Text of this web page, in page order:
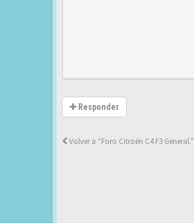
Responder
Volver a “Foro Citroën C4 F3 General.”